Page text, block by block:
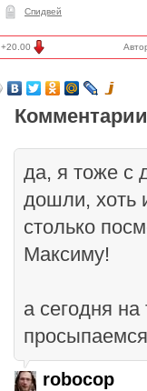
Спидвей
+20.00
да, я тоже с
дошли, хоть
столько
Максиму!
а сегодня
robocop